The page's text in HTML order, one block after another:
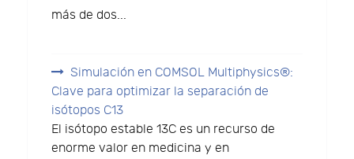
más de dos...
Simulación en COMSOL Multiphysics®:
Clave para optimizar la separación de
isótopos C13
El isótopo estable 13C es un recurso de
enorme valor en medicina y en